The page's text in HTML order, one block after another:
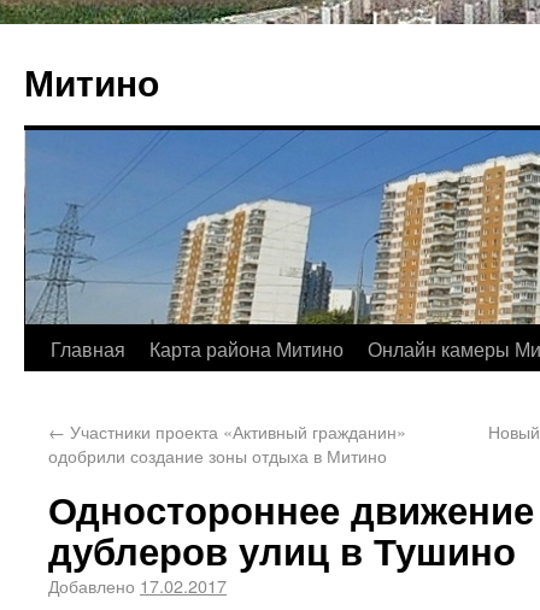
Митино
Главная Карта района Митино Онлайн камеры
← Участники проекта «Активный гражданин»
одобрили создание зоны отдыха в Митино
Одностороннее движение
дублеров улиц в Тушино
Добавлено 17.02.2017